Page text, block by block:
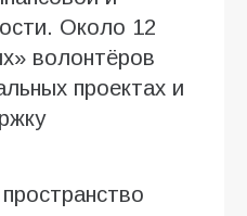
Около 12
волонтёров
проектах и